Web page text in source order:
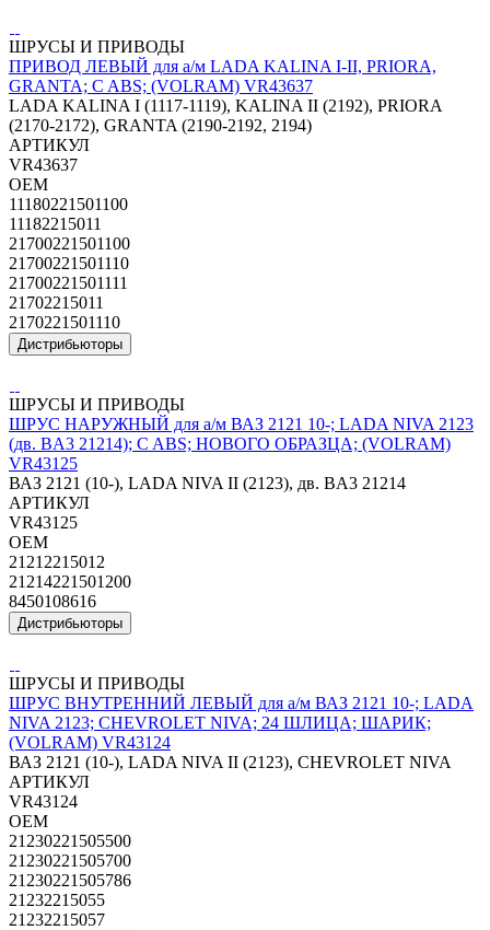
ШРУСЫ И ПРИВОДЫ
ПРИВОД ЛЕВЫЙ для а/м LADA KALINA I-II, PRIORA,
GRANTA; C ABS; (VOLRAM) VR43637
LADA KALINA I (1117-1119), KALINA II (2192), PRIORA
(2170-2172), GRANTA (2190-2192, 2194)
АРТИКУЛ
VR43637
OEM
11180221501100
11182215011
21700221501100
21700221501110
21700221501111
21702215011
2170221501110
Дистрибьюторы
ШРУСЫ И ПРИВОДЫ
ШРУС НАРУЖНЫЙ для а/м ВАЗ 2121 10-; LADA NIVA 2123
(дв. BA3 21214); C ABS; НОВОГО ОБРАЗЦА; (VOLRAM)
VR43125
ВАЗ 2121 (10-), LADA NIVA II (2123), дв. BA3 21214
АРТИКУЛ
VR43125
OEM
21212215012
21214221501200
8450108616
Дистрибьюторы
ШРУСЫ И ПРИВОДЫ
ШРУС ВНУТРЕННИЙ ЛЕВЫЙ для а/м ВАЗ 2121 10-; LADA
NIVA 2123; CHEVROLET NIVA; 24 ШЛИЦА; ШАРИК;
(VOLRAM) VR43124
ВАЗ 2121 (10-), LADA NIVA II (2123), CHEVROLET NIVA
АРТИКУЛ
VR43124
OEM
21230221505500
21230221505700
21230221505786
21232215055
21232215057